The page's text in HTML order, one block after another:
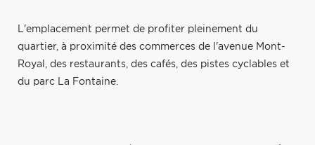
L'emplacement permet de profiter pleinement du
quartier, à proximité des commerces de l'avenue Mont-
Royal, des restaurants, des cafés, des pistes cyclables et
du parc La Fontaine.